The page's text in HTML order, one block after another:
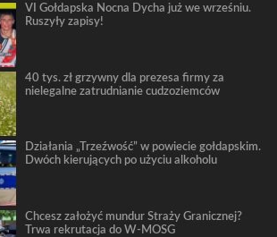
VI Gołdapska Nocna Dycha już we wrześniu.
Ruszyły zapisy!
40 tys. zł grzywny dla prezesa firmy za
nielegalne zatrudnianie cudzoziemców
Działania „Trzeźwość” w powiecie gołdapskim.
Dwóch kierujących po użyciu alkoholu
Chcesz założyć mundur Straży Granicznej?
Trwa rekrutacja do W-MOSG